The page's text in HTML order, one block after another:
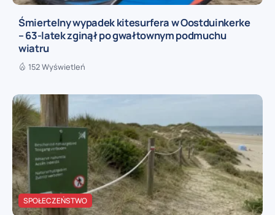
Śmiertelny wypadek kitesurfera w Oostduinkerke
– 63-latek zginął po gwałtownym podmuchu
wiatru
152 Wyświetleń
SPOŁECZEŃSTWO